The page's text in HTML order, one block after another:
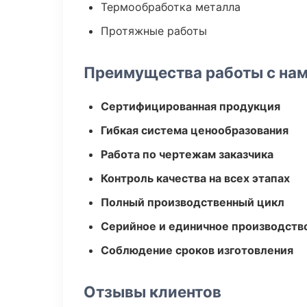
Термообработка металла
Протяжные работы
Преимущества работы с
Сертифицированная продукция
Гибкая система ценообразования
Работа по чертежам заказчика
Контроль качества на всех этапах
Полный производственный цикл
Серийное и единичное
Соблюдение сроков изготовления
Отзывы клиентов